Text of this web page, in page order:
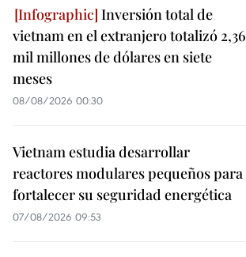
Inversión total de
vietnam en el extranjero totalizó 2,36
mil millones de dólares en siete
meses
08/08/2026 00:30
Vietnam estudia desarrollar
reactores modulares pequeños para
fortalecer su seguridad energética
07/08/2026 09:53